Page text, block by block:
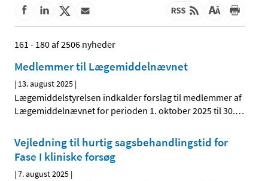
161 - 180 af 2506 nyheder
Medlemmer til Lægemiddelnævnet
| 13. august 2025 |
Lægemiddelstyrelsen indkalder forslag til medlemmer af
Lægemiddelnævnet for perioden 1. oktober 2025 til 30.…
Vejledning til hurtig sagsbehandlingstid for
Fase I kliniske forsøg
|7. august 2025 |